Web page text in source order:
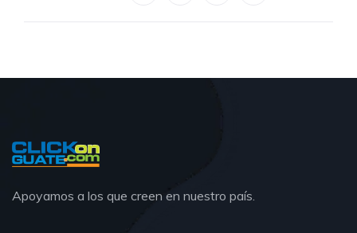
Apoyamos a los que creen en nuestro país.